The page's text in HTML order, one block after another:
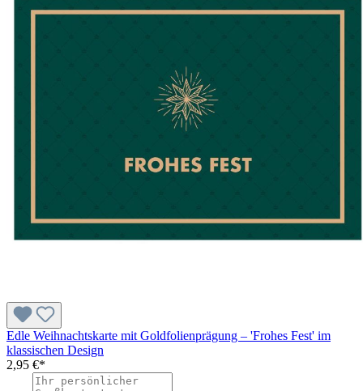
Edle Weihnachtskarte mit Goldfolienprägung – 'Frohes Fest' im
klassischen Design
2,95 €*